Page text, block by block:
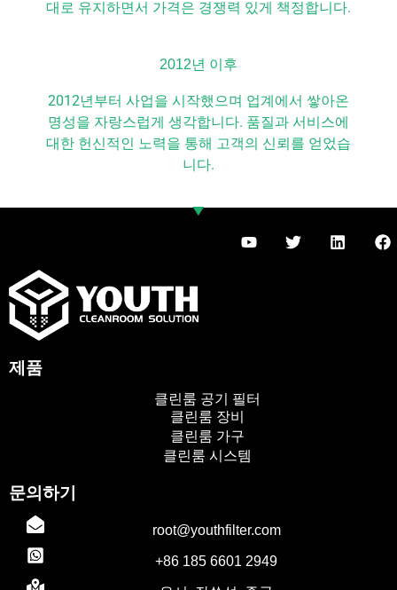
대로 유지하면서 가격은 경쟁력 있게 책정합니다.
2012년 이후
2012년부터 사업을 시작했으며 업계에서 쌓아온
명성을 자랑스럽게 생각합니다. 품질과 서비스에
대한 헌신적인 노력을 통해 고객의 신뢰를 얻었습
니다.
유
튜
트
위
링
크
F
a
제품
클린룸 공기 필터
클린룸 장비
클린룸 가구
클린룸 시스템
문의하기
root@youthfilter.com
+86 185 6601 2949